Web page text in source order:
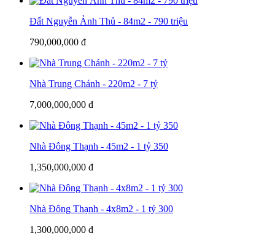
Đất Nguyễn Ảnh Thủ - 84m2 - 790 triệu
790,000,000 đ
Nhà Trung Chánh - 220m2 - 7 tỷ
7,000,000,000 đ
Nhà Đông Thạnh - 45m2 - 1 tỷ 350
1,350,000,000 đ
Nhà Đông Thạnh - 4x8m2 - 1 tỷ 300
1,300,000,000 đ